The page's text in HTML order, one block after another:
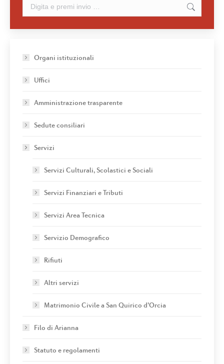
Cerca:
Organi istituzionali
Uffici
Amministrazione trasparente
Sedute consiliari
Servizi
Servizi Culturali, Scolastici e Sociali
Servizi Finanziari e Tributi
Servizi Area Tecnica
Servizio Demografico
Rifiuti
Altri servizi
Matrimonio Civile a San Quirico d’Orcia
Filo di Arianna
Statuto e regolamenti